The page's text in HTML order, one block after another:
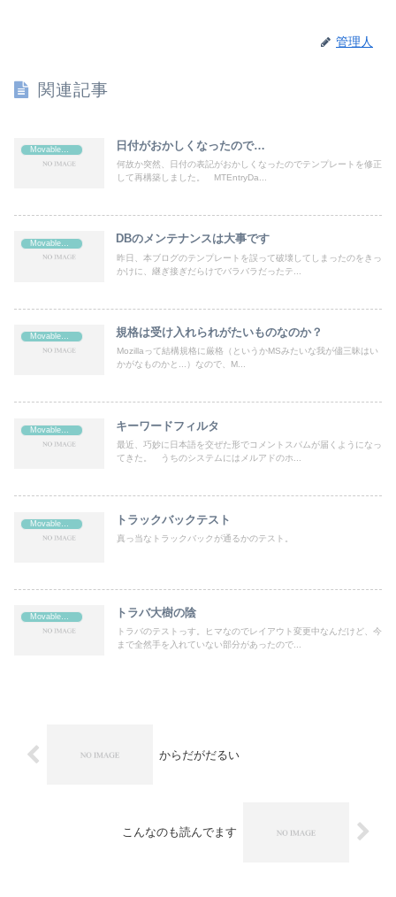
管理人
関連記事
日付がおかしくなったので…
何故か突然、日付の表記がおかしくなったのでテンプレートを修正
して再構築しました。 MTEntryDa...
DBのメンテナンスは大事です
昨日、本ブログのテンプレートを誤って破壊してしまったのをきっ
かけに、継ぎ接ぎだらけでバラバラだったテ...
MovableType 規格は受け入れられがたいものなのか？
Mozillaって結構規格に厳格（というかMSみたいな我が儘三昧はい
かがなものかと...）なので、M...
MovableType キーワードフィルタ
最近、巧妙に日本語を交ぜた形でコメントスパムが届くようになっ
てきた。 うちのシステムにはメルアドのホ...
トラックバックテスト
真っ当なトラックバックが通るかのテスト。
MovableType トラバ大樹の陰
トラバのテストっす。ヒマなのでレイアウト変更中なんだけど、今
まで全然手を入れていない部分があったので...
からだがだるい
こんなのも読んでます